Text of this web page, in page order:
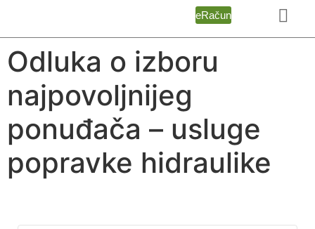
eRačun
Odluka o izboru
najpovoljnijeg
ponuđača – usluge
popravke hidraulike